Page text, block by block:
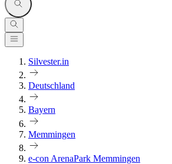
Silvester.in
Deutschland
Bayern
Memmingen
e-con ArenaPark Memmingen